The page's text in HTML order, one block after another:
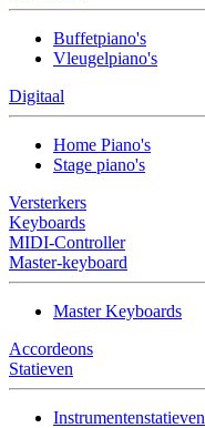
Buffetpiano's
Vleugelpiano's
Digitaal
Home Piano's
Stage piano's
Versterkers
Keyboards
MIDI-Controller
Master-keyboard
Master Keyboards
Accordeons
Statieven
Instrumentenstatieven